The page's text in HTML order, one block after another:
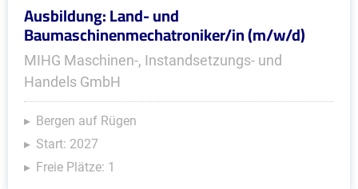
Ausbildung: Land- und
Baumaschinenmechatroniker/in (m/w/d)
MIHG Maschinen-, Instandsetzungs- und
Handels GmbH
Bergen auf Rügen
Start: 2027
Freie Plätze: 1